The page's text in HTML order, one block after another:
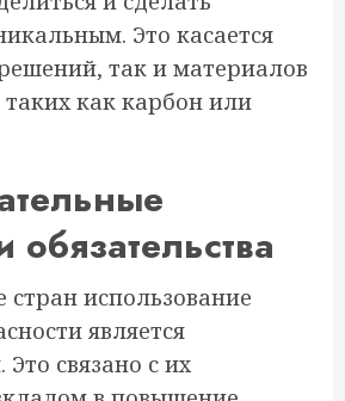
Это касается
так и материалов
таких как карбон или
обязательства
стран использование
является
связано с их